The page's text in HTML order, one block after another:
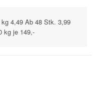
4,49 Ab 48 Stk. 3,99
kg je 149,-